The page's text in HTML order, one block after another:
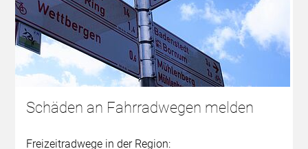
Schäden an Fahrradwegen melden
Freizeitradwege in der Region: